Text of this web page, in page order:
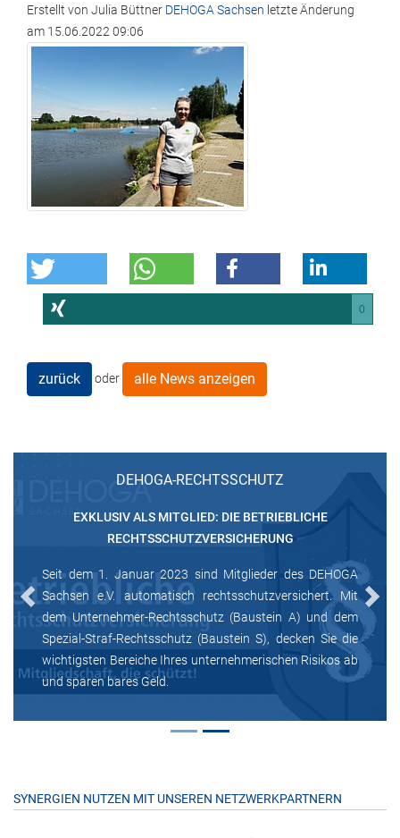
Erstellt von Julia Büttner DEHOGA Sachsen letzte Änderung
am 15.06.2022 09:06
0
zurück oder alle News anzeigen
DEHOGA-RECHTSSCHUTZ
EXKLUSIV ALS MITGLIED: DIE BETRIEBLICHE
RECHTSSCHUTZVERSICHERUNG
Seit dem 1. Januar 2023 sind Mitglieder des DEHOGA
Sachsen e.V. automatisch rechtsschutzversichert. Mit
dem Unternehmer-Rechtsschutz (Baustein A) und dem
Spezial-Straf-Rechtsschutz (Baustein S), decken Sie die
wichtigsten Bereiche Ihres unternehmerischen Risikos ab
und sparen bares Geld.
Previous Next
SYNERGIEN NUTZEN MIT UNSEREN NETZWERKPARTNERN